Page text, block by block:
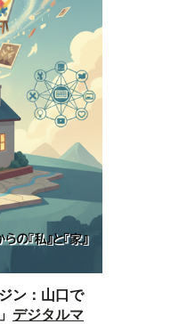
ン：山口で
デジタルマ